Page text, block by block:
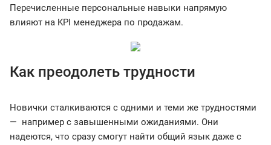
Перечисленные персональные навыки напрямую
влияют на KPI менеджера по продажам.
Как преодолеть трудности
Новички сталкиваются с одними и теми же трудностями
— например с завышенными ожиданиями. Они
надеются, что сразу смогут найти общий язык даже с